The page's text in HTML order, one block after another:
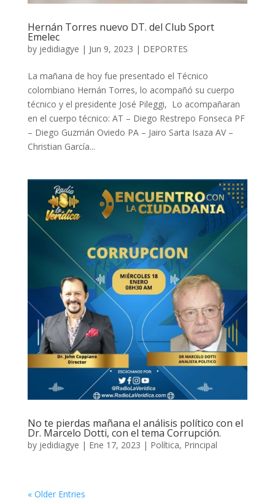
Hernán Torres nuevo DT. del Club Sport
Emelec
by jedidiagye | Jun 9, 2023 | DEPORTES
La mañana de hoy fue presentado el Técnico
colombiano Hernán Torres, lo acompañó su cuerpo
técnico y el presidente José Pileggi, Lo acompañaran
en el cuerpo técnico: AT – Diego Restrepo Fonseca PF
– Diego Guzmán Oviedo PA – Jairo Sarta Isaza AV –
Christian García...
No te pierdas mañana el análisis político con el
Dr. Marcelo Dotti, con el tema Corrupción.
by jedidiagye | Ene 17, 2023 | Política, Principal
« Older Entries